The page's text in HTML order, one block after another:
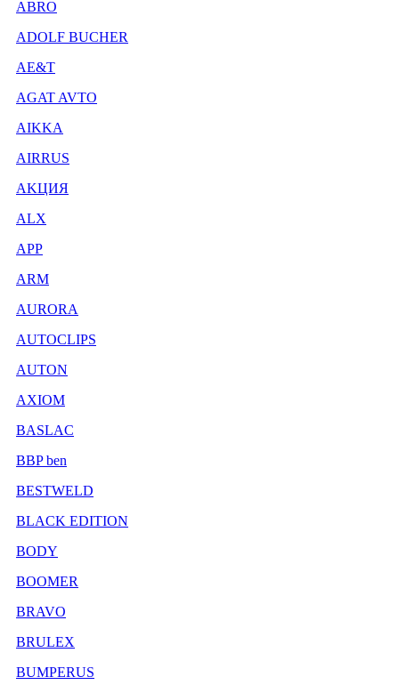
ABRO
ADOLF BUCHER
AE&T
AGAT AVTO
AIKKA
AIRRUS
AKЦИЯ
ALX
APP
ARM
AURORA
AUTOCLIPS
AUTON
AXIOM
BASLAC
BBP ben
BESTWELD
BLACK EDITION
BODY
BOOMER
BRAVO
BRULEX
BUMPERUS